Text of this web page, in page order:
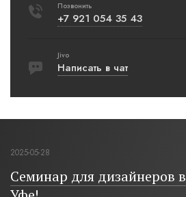
Позвонить
+7 921 054 35 43
Jivo
Написать в чат
2025-05-28
Семинар для дизайнеров в